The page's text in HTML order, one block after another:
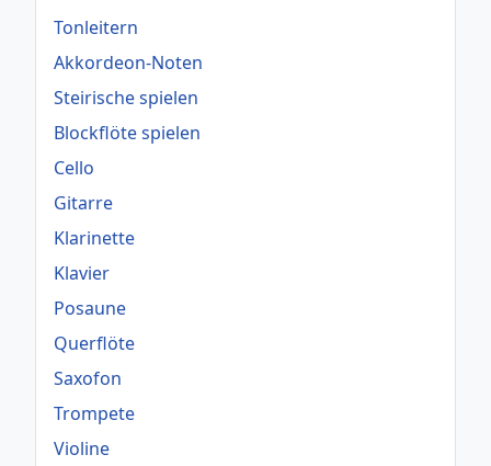
Tonleitern
Akkordeon-Noten
Steirische spielen
Blockflöte spielen
Cello
Gitarre
Klarinette
Klavier
Posaune
Querflöte
Saxofon
Trompete
Violine